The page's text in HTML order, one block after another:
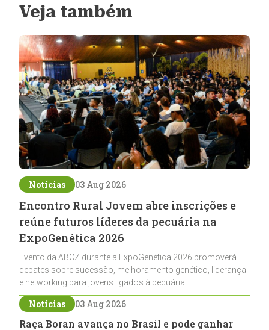
Veja também
Notícias 03 Aug 2026
Encontro Rural Jovem abre inscrições e
reúne futuros líderes da pecuária na
ExpoGenética 2026
Evento da ABCZ durante a ExpoGenética 2026 promoverá
debates sobre sucessão, melhoramento genético, liderança
e networking para jovens ligados à pecuária
Notícias 03 Aug 2026
Raça Boran avança no Brasil e pode ganhar